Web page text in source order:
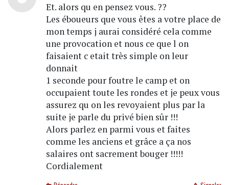
Et. alors qu en pensez vous. ??
Les éboueurs que vous êtes a votre place de
mon temps j aurai considéré cela comme
une provocation et nous ce que l on
faisaient c etait très simple on leur
donnait
1 seconde pour foutre le camp et on
occupaient toute les rondes et je peux vous
assurez qu on les revoyaient plus par la
suite je parle du privé bien sûr !!!
Alors parlez en parmi vous et faites
comme les anciens et grâce a ça nos
salaires ont sacrement bouger !!!!!
Cordialement